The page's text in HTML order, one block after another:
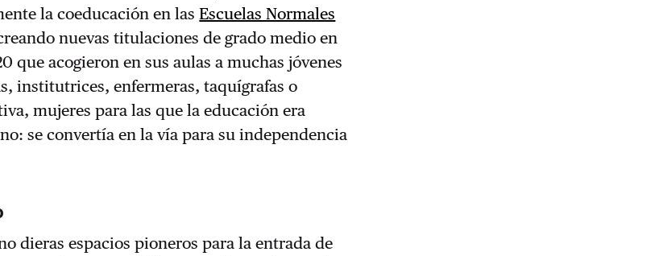
la coeducación en lasEscuelas Normales
nuevas titulaciones de grado medio en
que acogieron en sus aulas a muchas jóvenes
institutrices, enfermeras, taquígrafas o
mujeres para las que la educación era
se convertía en la vía para su independencia
dieras espacios pioneros para la entrada de